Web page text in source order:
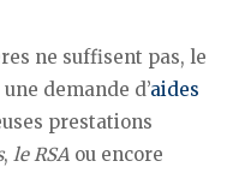
ne suffisent pas, le
demande d’aides
prestations
, le RSA ou encore